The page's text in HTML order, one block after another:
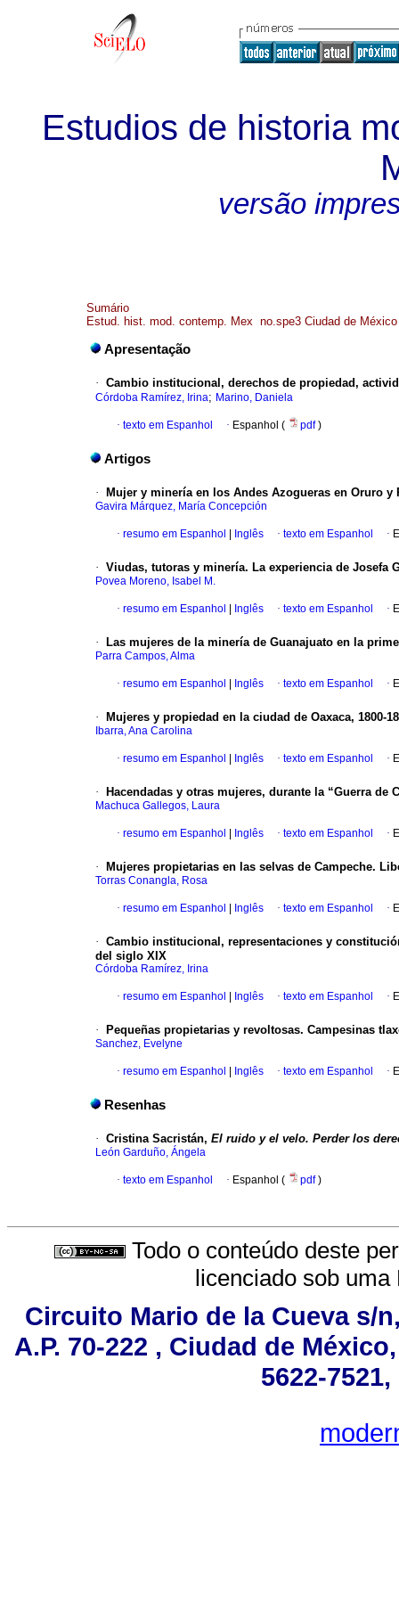
Estudios de historia
versão
Sumário
Estud. hist. mod. contemp. Mex no.spe3 Ciudad de
Apresentação
· Cambio institucional, derechos de propiedad,
Córdoba Ramírez, Irina; Marino, Daniela
· texto em Espanhol · Espanhol ( pdf)
Artigos
· Mujer y minería en los Andes Azogueras en Oruro
Gavira Márquez, María Concepción
· resumo em Espanhol Inglês · texto em Espanhol ·
· Viudas, tutoras y minería. La experiencia de Josefa
Povea Moreno, Isabel M.
· resumo em Espanhol Inglês · texto em Espanhol ·
· Las mujeres de la minería de Guanajuato en la
Parra Campos, Alma
· resumo em Espanhol Inglês · texto em Espanhol ·
· Mujeres y propiedad en la ciudad de Oaxaca, 1800-
Ibarra, Ana Carolina
· resumo em Espanhol Inglês · texto em Espanhol ·
· Hacendadas y otras mujeres, durante la “Guerra de
Machuca Gallegos, Laura
· resumo em Espanhol Inglês · texto em Espanhol ·
· Mujeres propietarias en las selvas de Campeche.
Torras Conangla, Rosa
· resumo em Espanhol Inglês · texto em Espanhol ·
· Cambio institucional, representaciones y
del siglo XIX
Córdoba Ramírez, Irina
· resumo em Espanhol Inglês · texto em Espanhol ·
· Pequeñas propietarias y revoltosas. Campesinas
Sanchez, Evelyne
· resumo em Espanhol Inglês · texto em Espanhol ·
Resenhas
· Cristina Sacristán, El ruido y el velo. Perder los
León Garduño, Ángela
· texto em Espanhol · Espanhol ( pdf)
Todo o conteúdo deste
licenciado sob uma
Circuito Mario de la Cueva s/
A.P. 70-222 , Ciudad de
5622-